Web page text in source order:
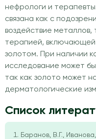
нефрологи и
связана как с
воздействие
терапией, включающей
золотом. При наличии
исследование может
так как золото может
дерматологические
Список
Баранов, В.Г.,